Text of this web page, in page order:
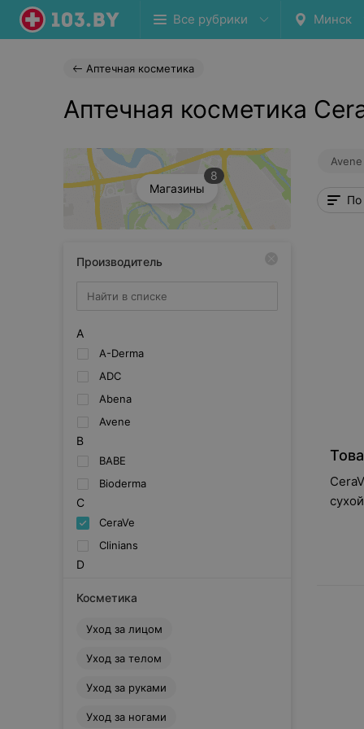
Все рубрики Минск
Аптечная косметика
Аптечная косметика
Магазины
8
Производитель
A
A-Derma
ADC
Abena
Avene
B
BABE
Bioderma
C
CeraVe
Clinians
D
Ducray
Farmona
Footprim
Косметика
Уход за лицом
Уход за телом
Уход за руками
Уход за ногами
Avene
По